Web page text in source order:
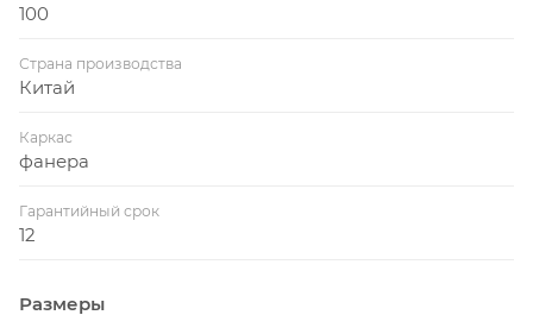
100
Страна производства
Китай
Каркас
фанера
Гарантийный срок
12
Размеры